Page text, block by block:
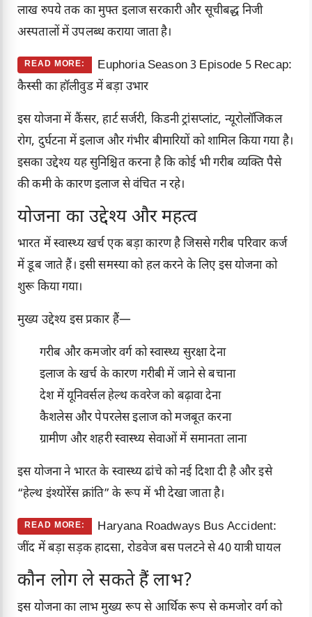
लाख रुपये तक का मुफ्त इलाज सरकारी और सूचीबद्ध निजी
अस्पतालों में उपलब्ध कराया जाता है।
READ MORE:
Euphoria Season 3 Episode 5 Recap:
कैस्सी का हॉलीवुड में बड़ा उभार
इस योजना में कैंसर, हार्ट सर्जरी, किडनी ट्रांसप्लांट, न्यूरोलॉजिकल
रोग, दुर्घटना में इलाज और गंभीर बीमारियों को शामिल किया गया है।
इसका उद्देश्य यह सुनिश्चित करना है कि कोई भी गरीब व्यक्ति पैसे
की कमी के कारण इलाज से वंचित न रहे।
योजना का उद्देश्य और महत्व
भारत में स्वास्थ्य खर्च एक बड़ा कारण है जिससे गरीब परिवार कर्ज
में डूब जाते हैं। इसी समस्या को हल करने के लिए इस योजना को
शुरू किया गया।
मुख्य उद्देश्य इस प्रकार हैं—
गरीब और कमजोर वर्ग को स्वास्थ्य सुरक्षा देना
इलाज के खर्च के कारण गरीबी में जाने से बचाना
देश में यूनिवर्सल हेल्थ कवरेज को बढ़ावा देना
कैशलेस और पेपरलेस इलाज को मजबूत करना
ग्रामीण और शहरी स्वास्थ्य सेवाओं में समानता लाना
इस योजना ने भारत के स्वास्थ्य ढांचे को नई दिशा दी है और इसे
“हेल्थ इंश्योरेंस क्रांति” के रूप में भी देखा जाता है।
READ MORE:
Haryana Roadways Bus Accident:
जींद में बड़ा सड़क हादसा, रोडवेज बस पलटने से 40 यात्री घायल
कौन लोग ले सकते हैं लाभ?
इस योजना का लाभ मुख्य रूप से आर्थिक रूप से कमजोर वर्ग को